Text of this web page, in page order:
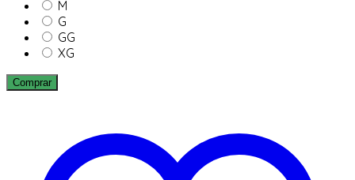
M
G
GG
XG
Comprar